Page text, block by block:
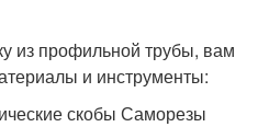
из профильной трубы, вам
и инструменты:
скобы Саморезы